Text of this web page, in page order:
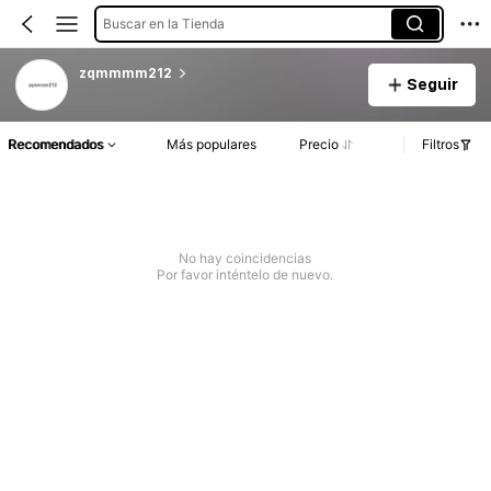
Buscar en la Tienda
zqmmmm212
Seguir
Recomendados Más populares Precio Filtros
No hay coincidencias
Por favor inténtelo de nuevo.